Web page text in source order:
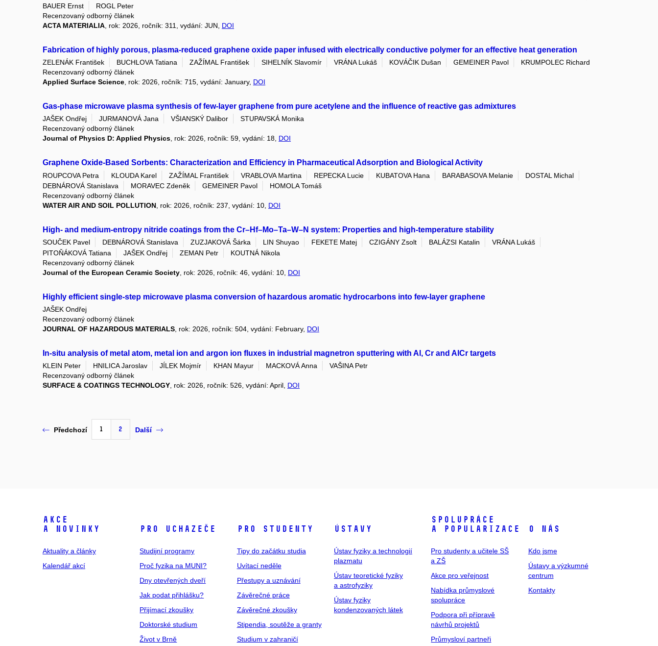
BAUER Ernst
ROGL Peter
Recenzovaný odborný článek
ACTA MATERIALIA , rok: 2026, ročník: 311, vydání: JUN, DOI
Fabrication of highly porous, plasma-reduced graphene oxide paper infused with electrically conductive polymer for an effective heat generation
ZELENÁK František BUCHLOVA Tatiana ZAŽÍMAL František SIHELNÍK Slavomír VRÁNA Lukáš KOVÁČIK Dušan GEMEINER Pavol
KRUMPOLEC Richard
Recenzovaný odborný článek
Applied Surface Science , rok: 2026, ročník: 715, vydání: January, DOI
Gas-phase microwave plasma synthesis of few-layer graphene from pure acetylene and the influence of reactive gas admixtures
JAŠEK Ondřej JURMANOVÁ Jana VŠIANSKÝ Dalibor
STUPAVSKÁ Monika
Recenzovaný odborný článek
Journal of Physics D: Applied Physics, rok: 2026, ročník: 59, vydání: 18, DOI
Graphene Oxide-Based Sorbents: Characterization and Efficiency in Pharmaceutical Adsorption and Biological Activity
ROUPCOVA Petra KLOUDA Karel ZAŽÍMAL František VRABLOVA Martina REPECKA Lucie KUBATOVA Hana BARABASOVA Melanie
DOSTAL Michal
DEBNÁROVÁ Stanislava
MORAVEC Zdeněk GEMEINER Pavol
HOMOLA Tomáš
Recenzovaný odborný článek
WATER AIR AND SOIL POLLUTION , rok: 2026, ročník: 237, vydání: 10, DOI
High- and medium-entropy nitride coatings from the Cr–Hf–Mo–Ta–W–N system: Properties and high-temperature stability
SOUČEK Pavel DEBNÁROVÁ Stanislava ZUZJAKOVÁ Šárka LIN Shuyao FEKETE Matej CZIGÁNY Zsolt BALÁZSI Katalin
VRÁNA Lukáš
PITOŇÁKOVÁ Tatiana
JAŠEK Ondřej ZEMAN Petr
KOUTNÁ Nikola
Recenzovaný odborný článek
Journal of the European Ceramic Society , rok: 2026, ročník: 46, vydání: 10, DOI
Highly efficient single-step microwave plasma conversion of hazardous aromatic hydrocarbons into few-layer graphene
JAŠEK Ondřej
Recenzovaný odborný článek
JOURNAL OF HAZARDOUS MATERIALS , rok: 2026, ročník: 504, vydání: February, DOI
In-situ analysis of metal atom, metal ion and argon ion fluxes in industrial magnetron sputtering with Al, Cr and AlCr targets
KLEIN Peter HNILICA Jaroslav JÍLEK Mojmír KHAN Mayur MACKOVÁ Anna
VAŠINA Petr
Recenzovaný odborný článek
SURFACE & COATINGS TECHNOLOGY , rok: 2026, ročník: 526, vydání: April, DOI
Předchozí 1 2 Další
Akce
a novinky
Aktuality a články
Kalendář akcí
Pro uchazeče
Studijní programy
Proč fyzika na MUNI?
Dny otevřených dveří
Jak podat přihlášku?
Přijímací zkoušky
Doktorské studium
Život v Brně
Pro studenty
Tipy do začátku studia
Uvítací neděle
Přestupy a uznávání
Závěrečné práce
Závěrečné zkoušky
Stipendia, soutěže a granty
Studium v zahraničí
Ústavy
Ústav fyziky a technologií
plazmatu
Ústav teoretické fyziky
a astrofyziky
Ústav fyziky
kondenzovaných látek
Spolupráce
a popularizace
Pro studenty a učitele SŠ
a ZŠ
Akce pro veřejnost
Nabídka průmyslové
spolupráce
Podpora při přípravě
návrhů projektů
Průmysloví partneři
O nás
Kdo jsme
Ústavy a výzkumné
centrum
Kontakty